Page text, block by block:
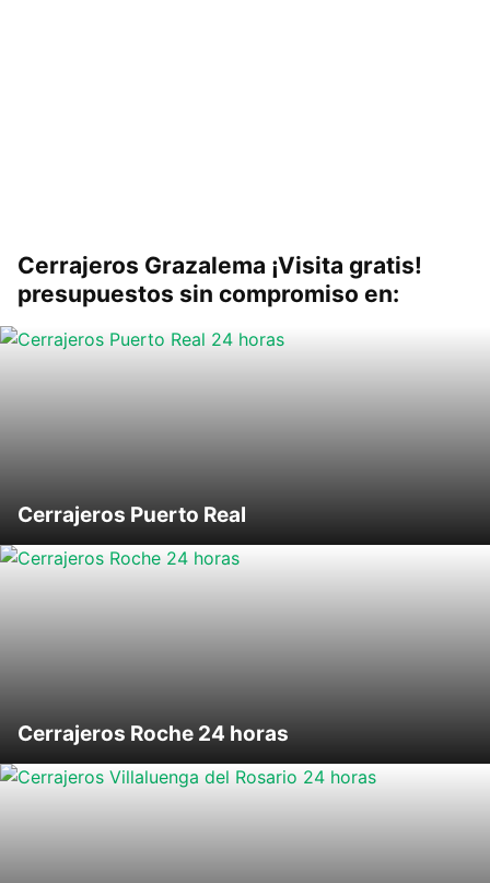
Cerrajeros Grazalema ¡Visita gratis!
presupuestos sin compromiso en:
Cerrajeros Puerto Real
Cerrajeros Roche 24 horas